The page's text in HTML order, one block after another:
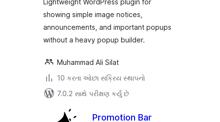
Lightweight WordPress plugin for
showing simple image notices,
announcements, and important popups
without a heavy popup builder.
Muhammad Ali Silat
10 કરતા ઓછા સક્રિય સ્થાપનો
7.0.2 સાથે પરીક્ષણ કર્યું છે
Promotion Bar